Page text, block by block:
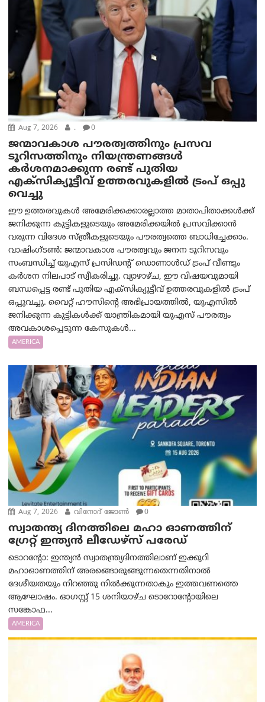
Aug 7, 2026 . 0
ജന്മാവകാശ പൗരത്വത്തിനും പ്രസവ
ടൂറിസത്തിനും നിയന്ത്രണങ്ങൾ
കർശനമാക്കുന്ന രണ്ട് പുതിയ
എക്സിക്യൂട്ടീവ് ഉത്തരവുകളിൽ ട്രംപ് ഒപ്പു
വെച്ചു
ഈ ഉത്തരവുകൾ അമേരിക്കക്കാരല്ലാത്ത മാതാപിതാക്കൾക്ക്
ജനിക്കുന്ന കുട്ടികളുടെയും അമേരിക്കയിൽ പ്രസവിക്കാൻ
വരുന്ന വിദേശ സ്ത്രീകളുടെയും പൗരത്വത്തെ ബാധിച്ചേക്കാം.
വാഷിംഗ്ടണ്‍: ജന്മാവകാശ പൗരത്വവും ജനന ടൂറിസവും
സംബന്ധിച്ച് യുഎസ് പ്രസിഡന്റ് ഡൊണാൾഡ് ട്രംപ് വീണ്ടും
കർശന നിലപാട് സ്വീകരിച്ചു. വ്യാഴാഴ്ച, ഈ വിഷയവുമായി
ബന്ധപ്പെട്ട രണ്ട് പുതിയ എക്സിക്യൂട്ടീവ് ഉത്തരവുകളിൽ ട്രംപ്
ഒപ്പുവച്ചു. വൈറ്റ് ഹൗസിന്റെ അഭിപ്രായത്തിൽ, യുഎസിൽ
ജനിക്കുന്ന കുട്ടികൾക്ക് യാന്ത്രികമായി യുഎസ് പൗരത്വം
അവകാശപ്പെടുന്ന കേസുകൾ...
AMERICA
Aug 7, 2026 വിനോദ് ജോൺ 0
സ്വാതന്ത്യ ദിനത്തിലെ മഹാ ഓണത്തിന്
ഗ്രേറ്റ് ഇന്ത്യൻ ലീഡേഴ്സ് പരേഡ്
ടൊറന്റോ: ഇന്ത്യൻ സ്വാതന്ത്ര്യദിനത്തിലാണ് ഇക്കുറി
മഹാഓണത്തിന് അരങ്ങൊരുങ്ങുന്നതെന്നതിനാൽ
ദേശീയതയും നിറഞ്ഞു നിൽക്കുന്നതാകും ഇത്തവണത്തെ
ആഘോഷം. ഓഗസ്റ്റ് 15 ശനിയാഴ്ച ടൊറോന്റോയിലെ
സങ്കോഫ...
AMERICA